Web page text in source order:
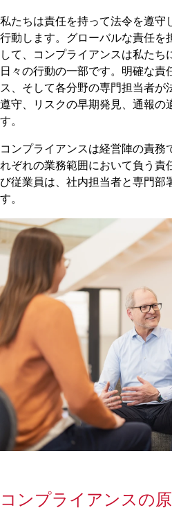
私たちは責任を持って法令を遵守
行動します。グローバルな責任を
して、コンプライアンスは私たち
日々の行動の一部です。明確な責
ス、そして各分野の専門担当者が
遵守、リスクの早期発見、通報の
す。
コンプライアンスは経営陣の責務
れぞれの業務範囲において負う責
び従業員は、社内担当者と専門部
す。
コンプライアンスの原